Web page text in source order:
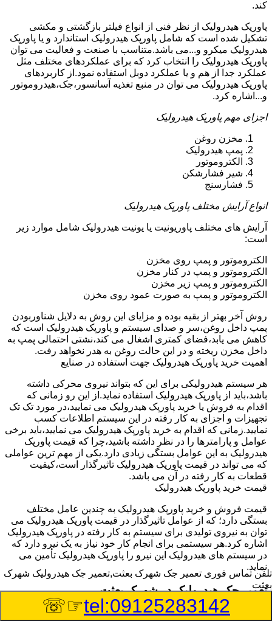
کند.
پاورپک هیدرولیک از نظر فنی از انواع فیلتر بازگشتی و مکشی
تشکیل شده است که شامل پاورپک هیدرولیک استاندارد و یا پاورپک
هیدرولیک میکرو و...می باشد.متناسب با صنعت و فعالیت می توان
پاورپک هیدرولیک را انتخاب کرد که برای عملکردهای مختلف مثل
عملکرد جدا از هم و یا عملکرد دوبل استفاده نمود.از کاربردهای
پاورپک هیدرولیک می توان در منبع تغذیه آسانسور،جک،هیدروموتور
و...اشاره کرد.
اجزای مهم پاورپک هیدرولیک
مخزن روغن
پمپ هیدرولیک
الکتروموتور
شیر فشارشکن
فشارسنج
انواع آرایش مختلف پاورپک هیدرولیک
آرایش های مختلف پاوریونیت یا یونیت هیدرولیک شامل موارد زیر
است:
الکتروموتور و پمپ روی مخزن
الکتروموتور و پمپ در کنار مخزن
الکتروموتور و پمپ زیر مخزن
الکتروموتور و پمپ به صورت عمود روی مخزن
روش آخر بهتر از بقیه بوده و مزایای این روش به دلایل شناوربودن
پمپ داخل روغن،سر و صدای سیستم و پاورپک هیدرولیک است که
کاهش می یابد،فضای کمتری اشغال می کند،نشتی احتمالی پمپ به
داخل مخزن ریخته و در این حالت روغن به هدر نخواهد رفت.
اهمیت خرید پاورپک هیدرولیک جهت استفاده در صنایع
هر سیستم هیدرولیکی برای این که بتواند نیروی محرکی داشته
باشد،باید از پاورپک هیدرولیک استفاده نماید.از این رو زمانی که
اقدام به فروش یا خرید پاورپک هیدرولیک می نمایید،در مورد تک تک
تجهیزات و اجزای به کار رفته در این سیستم اطلاعات کسب
نمایید.زمانی که اقدام به خرید پاورپک هیدرولیک می نمایید،باید برخی
عوامل و پارامترها را در نظر داشته باشید،چرا که قیمت پاورپک
هیدرولیک به این عوامل بستگی زیادی دارد.یکی از مهم ترین عواملی
که می تواند در قیمت پاورپک هیدرولیک تاثیرگذار است،کیفیت
قطعات به کار رفته در آن می باشد.
قیمت خرید پاورپک هیدرولیک
قیمت فروش و خرید پاورپک هیدرولیک به چندین عامل مختلف
بستگی دارد؛ که از عوامل تاثیرگذار در قیمت پاورپک هیدرولیک می
توان به نیروی تولیدی برای سیستم به کار رفته در پاورپک هیدرولیک
اشاره کرد.هر سیستمی برای انجام کار خود نیاز به یک نیرو دارد که
در سیستم های هیدرولیک این نیرو را پاورپک هیدرولیک تأمین می
نماید.
تعمیر جک هیدرولیک در شهرک بعثت
وسیله‎ای که با عملکرد خود موجب بلند شدن اهرم و یا وزن سنگین
تلفن تماس فوری تعمیر جک شهرک بعثت,تعمیر جک هیدرولیک شهرک
بعثت
tel:09125283142
☞☏